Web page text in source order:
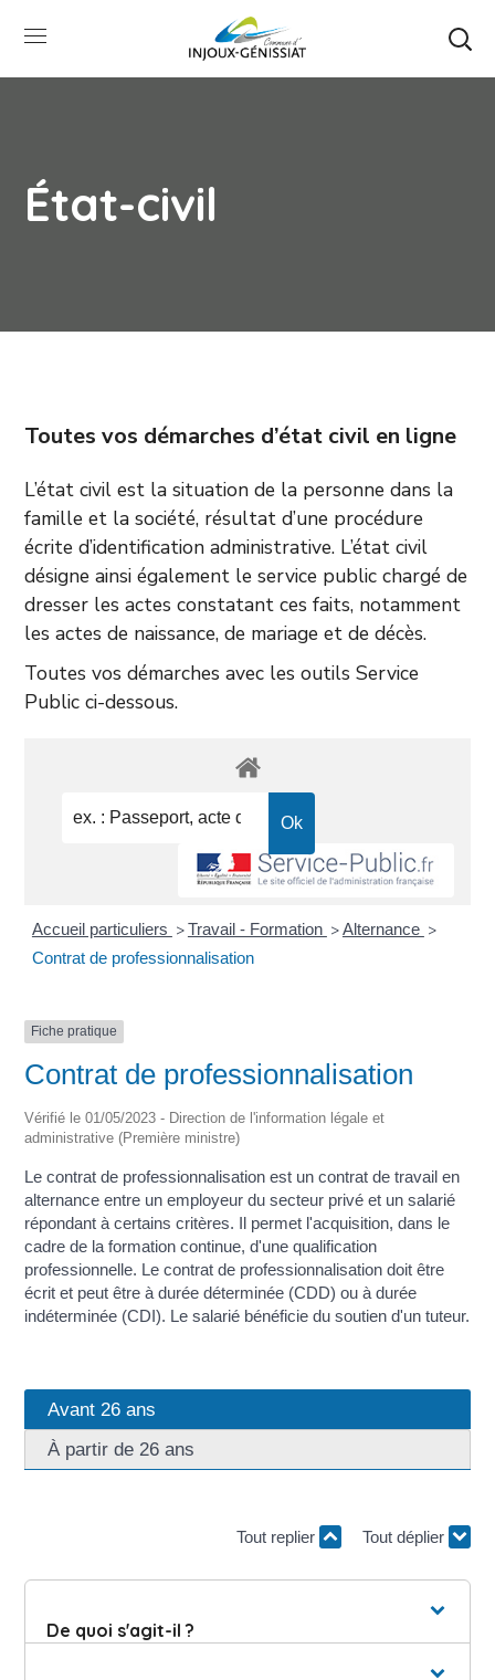
État-civil
Toutes vos démarches d’état civil en ligne
L’état civil est la situation de la personne dans la
famille et la société, résultat d’une procédure
écrite d’identification administrative. L’état civil
désigne ainsi également le service public chargé de
dresser les actes constatant ces faits, notamment
les actes de naissance, de mariage et de décès.
Toutes vos démarches avec les outils Service
Public ci-dessous.
Accueil particuliers >Travail - Formation >Alternance >
Contrat de professionnalisation
Fiche pratique
Contrat de professionnalisation
Vérifié le 01/05/2023 - Direction de l'information légale et
administrative (Première ministre)
Le contrat de professionnalisation est un contrat de travail en
alternance entre un employeur du secteur privé et un salarié
répondant à certains critères. Il permet l'acquisition, dans le
cadre de la formation continue, d'une qualification
professionnelle. Le contrat de professionnalisation doit être
écrit et peut être à durée déterminée (CDD) ou à durée
indéterminée (CDI). Le salarié bénéficie du soutien d'un tuteur.
Avant 26 ans
À partir de 26 ans
Tout replier Tout déplier
De quoi s'agit-il ?